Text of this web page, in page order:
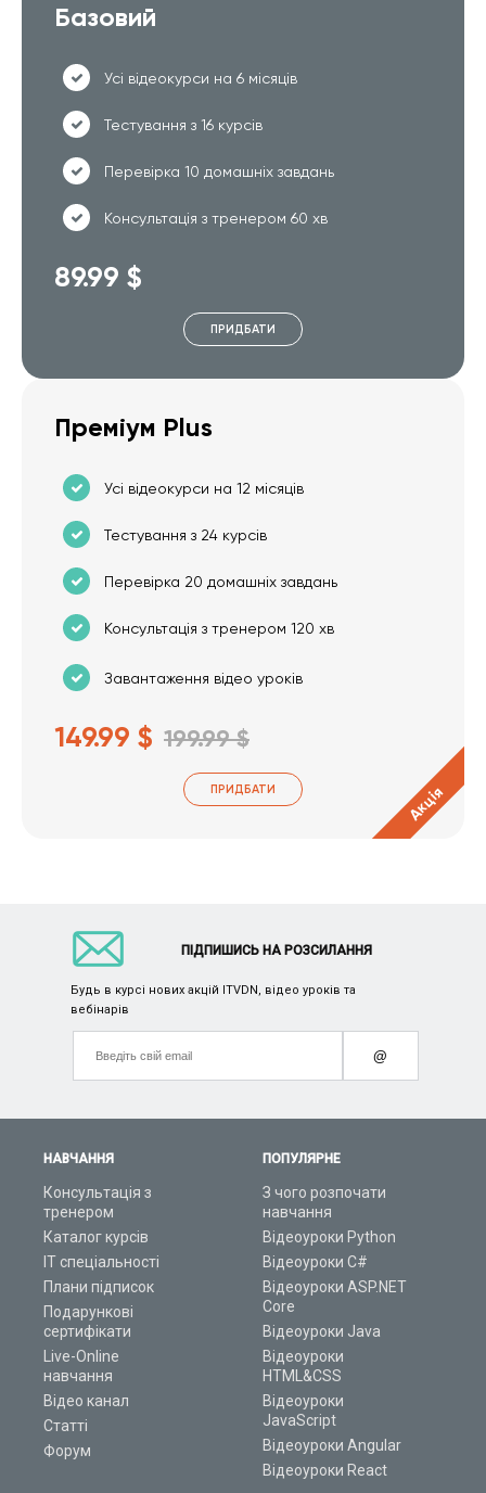
Базовий
Усі відеокурси на 6 місяців
Тестування з 16 курсів
Перевірка 10 домашніх завдань
Консультація з тренером 60 хв
89.99 $
ПРИДБАТИ
Преміум Plus
Усі відеокурси на 12 місяців
Тестування з 24 курсів
Перевірка 20 домашніх завдань
Консультація з тренером 120 хв
Завантаження відео уроків
149.99 $ 199.99 $
ПРИДБАТИ Акція
НАВЧАННЯ
Консультація з
тренером
Каталог курсів
ІТ спеціальності
Плани підписок
Подарункові
сертифікати
Live-Online
навчання
Відео канал
Статті
Форум
ПОПУЛЯРНЕ
З чого розпочати
навчання
Відеоуроки Python
Відеоуроки C#
Відеоуроки ASP.NET
Core
Відеоуроки Java
Відеоуроки
HTML&CSS
Відеоуроки
JavaScript
Відеоуроки Angular
Відеоуроки React
ПІДПИШИСЬ НА РОЗСИЛАННЯ
Будь в курсі нових акцій ITVDN, відео уроків та
вебінарів
@